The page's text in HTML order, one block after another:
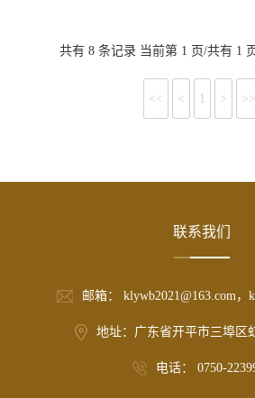
共有 8 条记录 当前第 1 页/共有 1
<< < 1 > >>
联系我们
邮箱： klywb2021@163.com，
地址：广东省开平市三埠区
电话： 0750-